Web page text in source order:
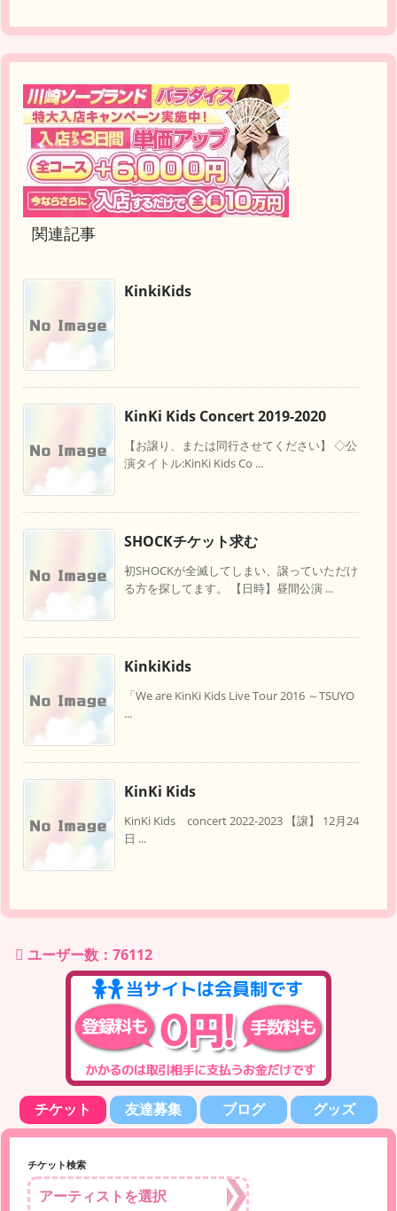
関連記事
KinkiKids
KinKi Kids Concert 2019-2020
【お譲り、または同行させてください】 ◇公
演タイトル:KinKi Kids Co ...
SHOCKチケット求む
初SHOCKが全滅してしまい、譲っていただけ
る方を探してます。 【日時】昼間公演 ...
KinkiKids
「We are KinKi Kids Live Tour 2016 ～TSUYO
...
KinKi Kids
KinKi Kids concert 2022-2023 【譲】 12月24
日 ...
ユーザー数：76112
チケット 友達募集 ブログ グッズ
チケット検索